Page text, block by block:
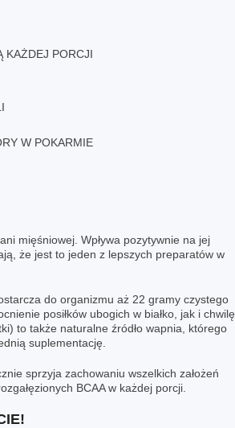
KAŻDEJ PORCJI
W POKARMIE
mięśniowej. Wpływa pozytywnie na jej
że jest to jeden z lepszych preparatów w
do organizmu aż 22 gramy czystego
posiłków ubogich w białko, jak i chwilę
to także naturalne źródło wapnia, którego
suplementację.
sprzyja zachowaniu wszelkich założeń
BCAAw każdej porcji.